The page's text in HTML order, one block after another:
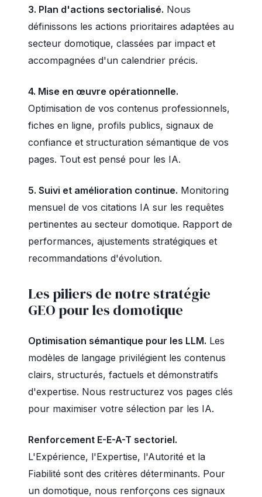
3. Plan d'actions sectorialisé. Nous
définissons les actions prioritaires adaptées au
secteur domotique, classées par impact et
accompagnées d'un calendrier précis.
4. Mise en œuvre opérationnelle.
Optimisation de vos contenus professionnels,
fiches en ligne, profils publics, signaux de
confiance et structuration sémantique de vos
pages. Tout est pensé pour les IA.
5. Suivi et amélioration continue. Monitoring
mensuel de vos citations IA sur les requêtes
pertinentes au secteur domotique. Rapport de
performances, ajustements stratégiques et
recommandations d'évolution.
Les piliers de notre stratégie
GEO pour les domotique
Optimisation sémantique pour les LLM. Les
modèles de langage privilégient les contenus
clairs, structurés, factuels et démonstratifs
d'expertise. Nous restructurez vos pages clés
pour maximiser votre sélection par les IA.
Renforcement E-E-A-T sectoriel.
L'Expérience, l'Expertise, l'Autorité et la
Fiabilité sont des critères déterminants. Pour
un domotique, nous renforçons ces signaux